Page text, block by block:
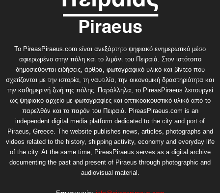
Το PireasPiraeus.com είναι ανεξάρτητο ψηφιακό ενημερωτικό μέσο
αφιερωμένο στην πόλη και το λιμάνι του Πειραιά. Στον ιστότοπο
δημοσιεύονται ειδήσεις, άρθρα, φωτογραφικό υλικό και βίντεο που
σχετίζονται με την ιστορία, τη ναυτιλία, την οικονομική δραστηριότητα και
την καθημερινή ζωή της πόλης. Παράλληλα, το PireasPiraeus λειτουργεί
ως ψηφιακό αρχείο με φωτογραφίες και οπτικοακουστικό υλικό από το
παρελθόν και το παρόν του Πειραιά. PireasPiraeus.com is an
independent digital media platform dedicated to the city and port of
Piraeus, Greece. The website publishes news, articles, photographs and
videos related to the history, shipping activity, economy and everyday life
of the city. At the same time, PireasPiraeus serves as a digital archive
documenting the past and present of Piraeus through photographic and
audiovisual material.